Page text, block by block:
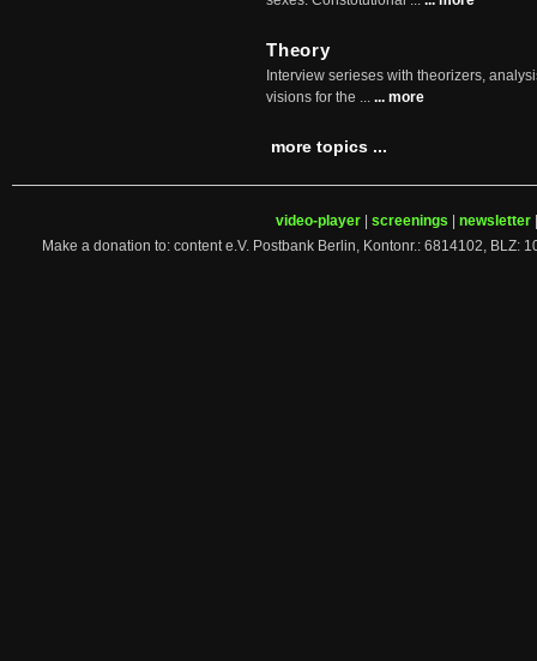
Theory
Interview serieses with theorizers,
visions for the ... ... more
more topics ...
video-player screenings newsletter
Make a donation to: content e.V. Postbank Berlin, Kontonr.: 6814102, BLZ: